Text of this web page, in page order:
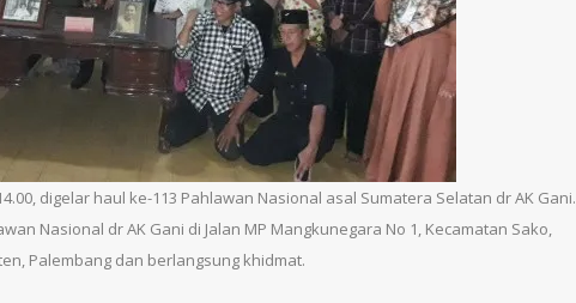
digelar haul ke-113 Pahlawan Nasional asal Sumatera Selatan dr AK Gani.
Nasional dr AK Gani di Jalan MP Mangkunegara No 1, Kecamatan Sako,
Palembang dan berlangsung khidmat.